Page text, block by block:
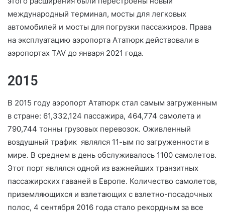
международный терминал, мосты для легковых
автомобилей и мосты для погрузки пассажиров. Права
на эксплуатацию аэропорта Ататюрк действовали в
аэропортах TAV до января 2021 года.
2015
В 2015 году аэропорт Ататюрк стал самым загруженным
в стране: 61,332,124 пассажира, 464,774 самолета и
790,744 тонны грузовых перевозок. Оживленный
воздушный трафик являлся 11-ым по загруженности в
мире. В среднем в день обслуживалось 1100 самолетов.
Этот порт являлся одной из важнейших транзитных
пассажирских гаваней в Европе. Количество самолетов,
приземляющихся и взлетающих с взлетно-посадочных
полос, 4 сентября 2016 года стало рекордным за все